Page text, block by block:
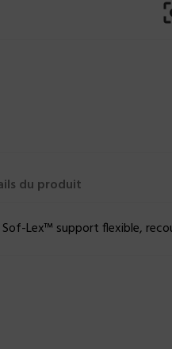
du produit
Lex™ support flexible,